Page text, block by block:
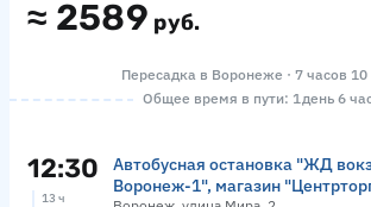
≈ 2589 руб.
Пересадка в Воронеже · 7 часов 10
Общее время в пути: 1 день 6
12:30
Автобусная остановка "ЖД
Воронеж-1", магазин
13 ч